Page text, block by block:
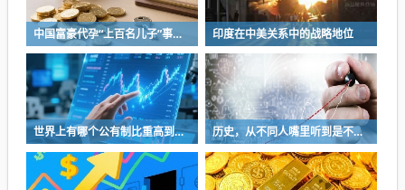
中国富豪代孕“上百名儿子”事件背后的真正危机 印度在中美关系中的战略地位
世界上有哪个公有制比重高到百分之七八十经济发展还很好的？一个都没有 历史，从不同人嘴里听到是不一样的